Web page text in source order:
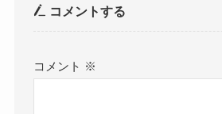
コメントする
コメント ※